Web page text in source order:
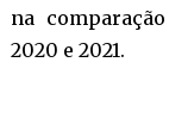
na
2020 e 2021.